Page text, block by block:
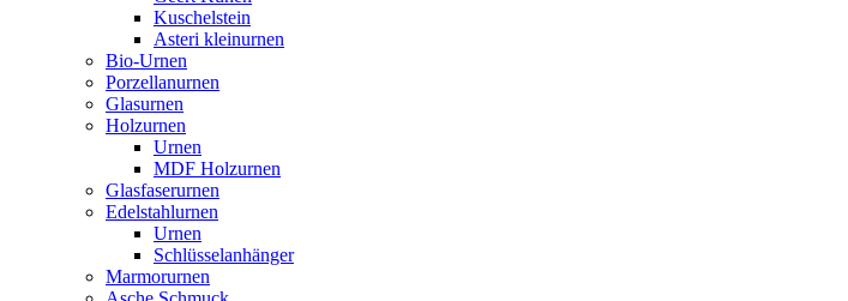
Kuschelstein
Asteri kleinurnen
Bio-Urnen
Porzellanurnen
Glasurnen
Holzurnen
Urnen
MDF Holzurnen
Glasfaserurnen
Edelstahlurnen
Urnen
Schlüsselanhänger
Marmorurnen